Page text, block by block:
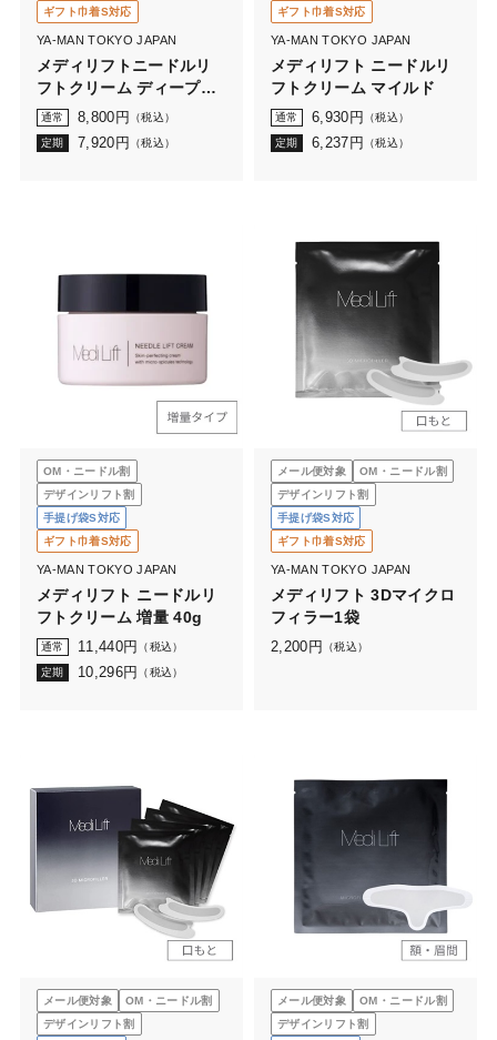
ギフト巾着S対応
YA-MAN TOKYO JAPAN
メディリフトニードルリ
フトクリーム ディープモ
イスト
通常 8,800 円 （税込）
定期 7,920 円 （税込）
ギフト巾着S対応
YA-MAN TOKYO JAPAN
メディリフト ニードルリ
フトクリーム マイルド
通常 6,930 円 （税込）
定期 6,237 円 （税込）
OM・ニードル割
デザインリフト割
手提げ袋S対応
ギフト巾着S対応
YA-MAN TOKYO JAPAN
メディリフト ニードルリ
フトクリーム 増量 40g
通常 11,440円 （税込）
定期 10,296円 （税込）
メール便対象
OM・ニードル割
デザインリフト割
手提げ袋S対応
ギフト巾着S対応
YA-MAN TOKYO JAPAN
メディリフト 3Dマイクロ
フィラー1袋
2,200 円 （税込）
メール便対象
OM・ニードル割
デザインリフト割
メール便対象
OM・ニードル割
デザインリフト割